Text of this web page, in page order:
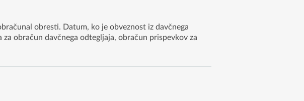
obresti. Datum, ko je obveznost iz davčnega
obračun davčnega odtegljaja, obračun prispevkov za